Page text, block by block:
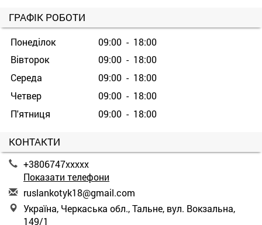
ГРАФІК РОБОТИ
Понеділок
09:00 - 18:00
Вівторок
09:00 - 18:00
Середа
09:00 - 18:00
Четвер
09:00 - 18:00
П'ятниця
09:00 - 18:00
КОНТАКТИ
+3806747xxxxx
Показати телефони
ruslankotyk18@gmail.com
Україна, Черкаська обл., Тальне, вул. Вокзальна,
149/1